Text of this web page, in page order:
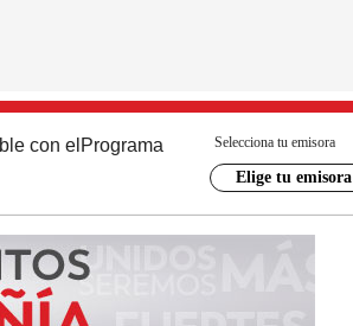
con el Programa Selecciona tu emisora
Elige tu emisora